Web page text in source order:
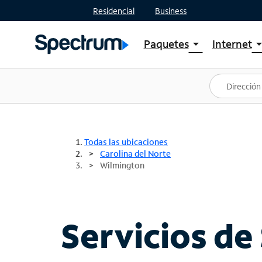
Residencial Business
Paquetesarrow_drop_down
Ver paquetes
Spectrum One
Mejores ofertas
Internetarrow_drop_down
Planes
Todas las ubicaciones
Carolina del Norte
Wilmington
Servicios